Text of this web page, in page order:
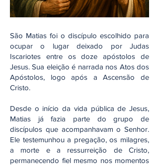
São Matias foi o discípulo escolhido para
ocupar o lugar deixado por Judas
Iscariotes entre os doze apóstolos de
Jesus. Sua eleição é narrada nos Atos dos
Apóstolos, logo após a Ascensão de
Cristo.
Desde o início da vida pública de Jesus,
Matias já fazia parte do grupo de
discípulos que acompanhavam o Senhor.
Ele testemunhou a pregação, os milagres,
a morte e a ressurreição de Cristo,
permanecendo fiel mesmo nos momentos